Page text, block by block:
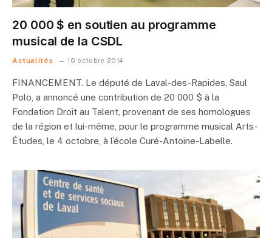
20 000 $ en soutien au programme
musical de la CSDL
Actualités 10 octobre 2014
FINANCEMENT. Le député de Laval-des-Rapides, Saul
Polo, a annoncé une contribution de 20 000 $ à la
Fondation Droit au Talent, provenant de ses homologues
de la région et lui-même, pour le programme musical Arts-
Études, le 4 octobre, à l’école Curé-Antoine-Labelle.